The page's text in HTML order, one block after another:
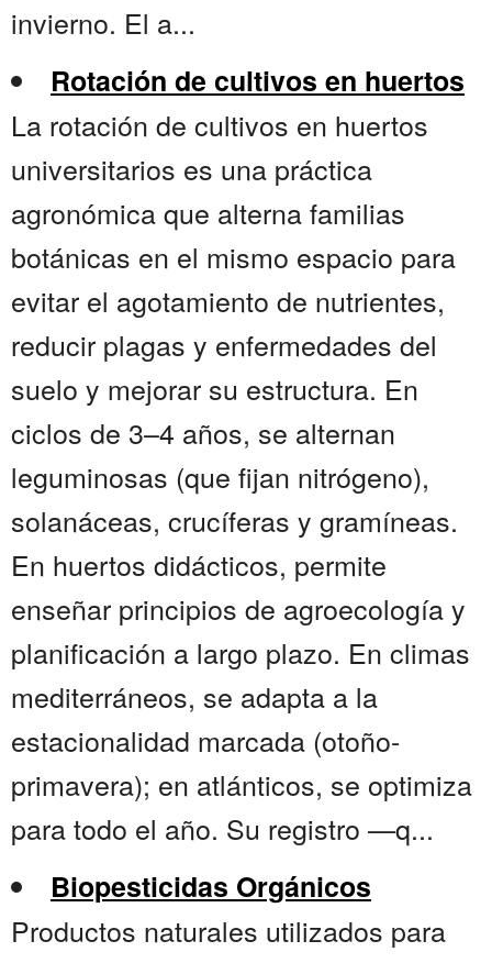
invierno. El a...
Rotación de cultivos en huertos
La rotación de cultivos en huertos
universitarios es una práctica
agronómica que alterna familias
botánicas en el mismo espacio para
evitar el agotamiento de nutrientes,
reducir plagas y enfermedades del
suelo y mejorar su estructura. En
ciclos de 3–4 años, se alternan
leguminosas (que fijan nitrógeno),
solanáceas, crucíferas y gramíneas.
En huertos didácticos, permite
enseñar principios de agroecología y
planificación a largo plazo. En climas
mediterráneos, se adapta a la
estacionalidad marcada (otoño-
primavera); en atlánticos, se optimiza
para todo el año. Su registro —q...
Biopesticidas Orgánicos
Productos naturales utilizados para